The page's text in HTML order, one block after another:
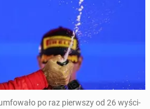
po raz pierw­szy od 26 wy­ści­